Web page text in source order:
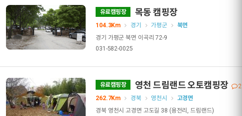
유료캠핑장 목동 캠핑장
104.3Km 경기 가평군
북면
경기 가평군 북면 이곡리 72-9
031-582-0025
유료캠핑장 영천 드림랜드 오토캠핑장
2
262.7Km
경북 영천시
고경면
경북 영천시 고경면 고도길 38 (용전리, 드림랜드)